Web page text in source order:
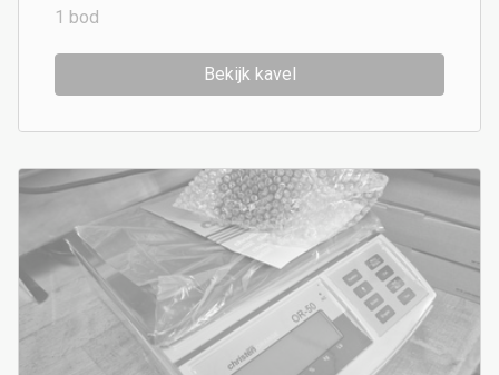
1 bod
Bekijk kavel